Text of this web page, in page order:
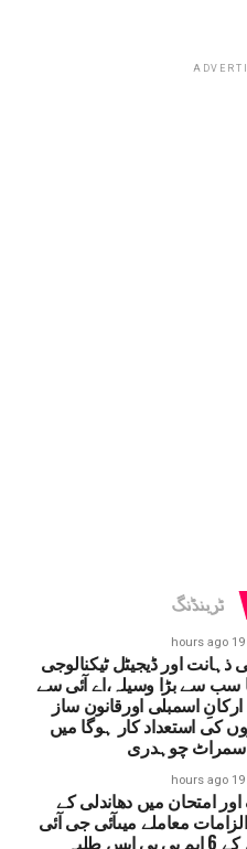
ٹرینڈنگ
19 hours ago
اور ڈیجیٹل ٹیکنالوجی
سب سے بڑا وسیلہ،اے آئی سے
اسمبلی اورقانون ساز
کی استعداد کار ہوگا میں
سمراٹ چوہدری
19 hours ago
اور امتحان میں دھاندلی کے
معاملے میںآئی جی آئی
ایم ایس کے 6 ایم بی بی ایس طلبہ